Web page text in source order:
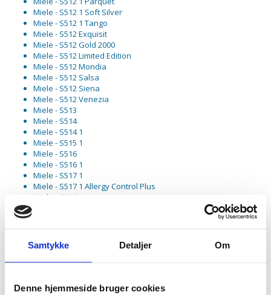
Samtykke Detaljer Om
Denne hjemmeside bruger cookies
Miele - S512 1 Soft Silver
Miele - S512 1 Tango
Miele - S512 Exquisit
Miele - S512 Gold 2000
Miele - S512 Limited Edition
Miele - S512 Mondia
Miele - S512 Salsa
Miele - S512 Siena
Miele - S512 Venezia
Miele - S513
Miele - S514
Miele - S514 1
Miele - S515 1
Miele - S516
Miele - S516 1
Miele - S517 1
Miele - S517 1 Allergy Control Plus
Miele - S518
Miele - S518 1 Clean Team
Miele - S518 1 Parquet 500
Miele - S524
Miele - S524 Meteor
Miele - S526